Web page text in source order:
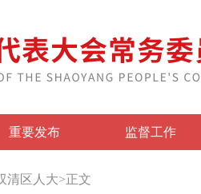
重要发布 监督工作
清区人大>正文